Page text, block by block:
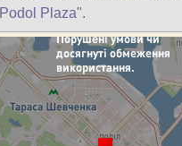
Plaza".